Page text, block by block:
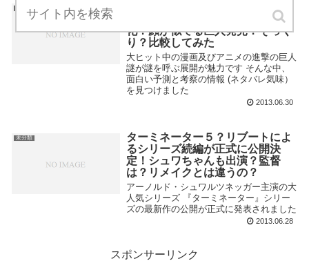
漫画・アニメ
【考察】進撃の巨人ネタバレ！？
リヴァイ班ペトラやオルオも巨人
化？顔が似てる巨人発見？そっく
り？比較してみた
大ヒット中の漫画及びアニメの進撃の巨人
謎が謎を呼ぶ展開が魅力です そんな中、
面白い予測と考察の情報 (ネタバレ気味）
を見つけました
2013.06.30
未分類
ターミネーター５？リブートによ
るシリーズ続編が正式に公開決
定！シュワちゃんも出演？監督
は？リメイクとは違うの？
アーノルド・シュワルツネッガー主演の大
人気シリーズ 『ターミネーター』シリー
ズの最新作の公開が正式に発表されました
2013.06.28
スポンサーリンク